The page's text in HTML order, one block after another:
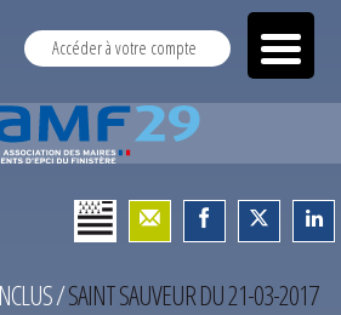
Accéder à votre compte
/SAINT SAUVEUR DU 21-03-2017